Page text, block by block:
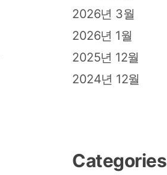
2026년 3월
2026년 1월
2025년 12월
2024년 12월
Categories